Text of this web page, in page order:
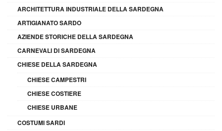
ARCHITETTURA INDUSTRIALE DELLA SARDEGNA
ARTIGIANATO SARDO
AZIENDE STORICHE DELLA SARDEGNA
CARNEVALI DI SARDEGNA
CHIESE DELLA SARDEGNA
CHIESE CAMPESTRI
CHIESE COSTIERE
CHIESE URBANE
COSTUMI SARDI